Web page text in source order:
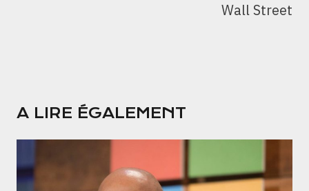
Wall Street
A LIRE ÉGALEMENT